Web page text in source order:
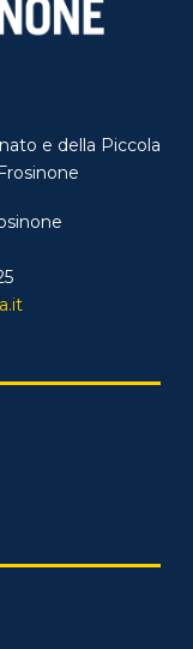
e della Piccola